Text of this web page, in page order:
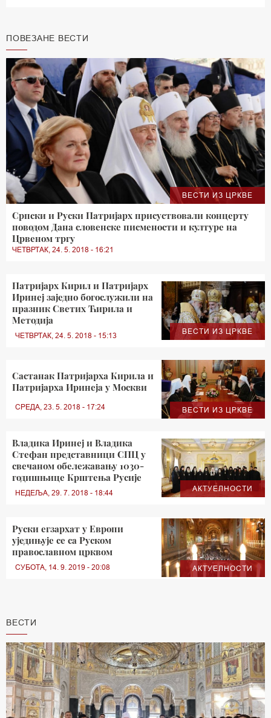
ПОВЕЗАНЕ ВЕСТИ
ВЕСТИ ИЗ ЦРКВЕ
Српски и Руски Патријарх присуствовали концерту
поводом Дана словенске писмености и културе на
Црвеном тргу
ЧЕТВРТАК, 24. 5. 2018 - 16:21
ВЕСТИ ИЗ ЦРКВЕ
Патријарх Кирил и Патријарх
Иринеј заједно богослужили на
празник Светих Ћирила и
Методија
ЧЕТВРТАК, 24. 5. 2018 - 15:13
ВЕСТИ ИЗ ЦРКВЕ
Састанак Патријарха Кирила и
Патријарха Иринеја у Москви
СРЕДА, 23. 5. 2018 - 17:24
АКТУЕЛНОСТИ
Владика Иринеј и Владика
Стефан представници СПЦ у
свечаном обележавању 1030-
годишњице Крштења Русије
НЕДЕЉА, 29. 7. 2018 - 18:44
АКТУЕЛНОСТИ
Руски егзархат у Европи
уједињује се са Руском
православном црквом
СУБОТА, 14. 9. 2019 - 20:08
ВЕСТИ